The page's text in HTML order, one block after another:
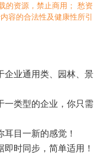
的资源，禁止商用； 愁资
容的合法性及健康性所引
企业通用类、园林、景
一类型的企业，你只需
目一新的感觉！
时同步，简单适用！